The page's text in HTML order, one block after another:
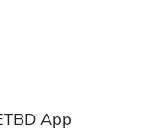
App